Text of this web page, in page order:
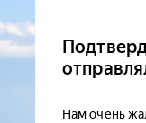
Нам очень